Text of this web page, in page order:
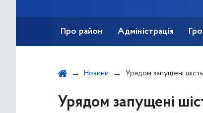
Про район Адміністрація
Новини Урядом запущені шість грантових программ для
Урядом запущені